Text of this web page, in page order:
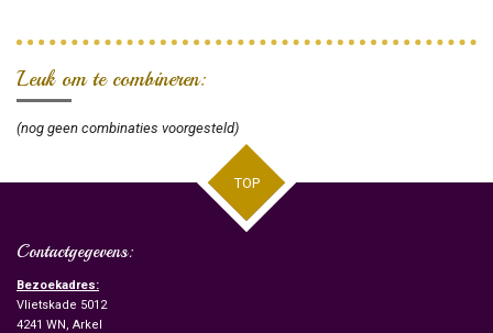
Leuk om te combineren:
(nog geen combinaties voorgesteld)
TOP
Contactgegevens:
Bezoekadres:
Vlietskade 5012
4241 WN, Arkel